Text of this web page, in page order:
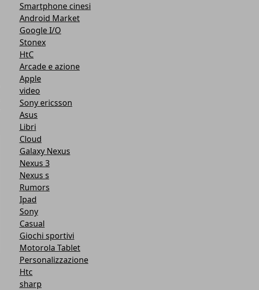
Smartphone cinesi
Android Market
Google I/O
Stonex
HtC
Arcade e azione
Apple
video
Sony ericsson
Asus
Libri
Cloud
Galaxy Nexus
Nexus 3
Nexus s
Rumors
Ipad
Sony
Casual
Giochi sportivi
Motorola Tablet
Personalizzazione
Htc
sharp